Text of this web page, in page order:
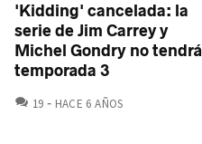
'Kidding' cancelada: la
serie de Jim Carrey y
Michel Gondry no tendrá
temporada 3
19 COMENTARIOS
HACE 6 AÑOS